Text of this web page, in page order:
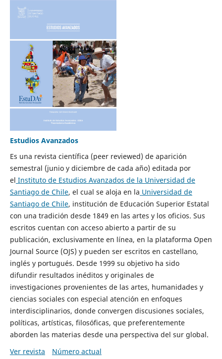
Estudios Avanzados
Es una revista científica (peer reviewed) de aparición
semestral (junio y diciembre de cada año) editada por
el Instituto de Estudios Avanzados de la Universidad de
Santiago de Chile, el cual se aloja en la Universidad de
Santiago de Chile, institución de Educación Superior Estatal
con una tradición desde 1849 en las artes y los oficios. Sus
escritos cuentan con acceso abierto a partir de su
publicación, exclusivamente en línea, en la plataforma Open
Journal Source (OJS) y pueden ser escritos en castellano,
inglés y portugués. Desde 1999 su objetivo ha sido
difundir resultados inéditos y originales de
investigaciones provenientes de las artes, humanidades y
ciencias sociales con especial atención en enfoques
interdisciplinarios, donde convergen discusiones sociales,
políticas, artísticas, filosóficas, que preferentemente
aborden las materias desde una perspectiva del sur global.
Ver revista
Número actual